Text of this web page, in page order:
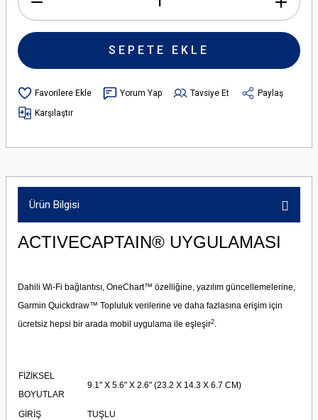
SEPETE EKLE
Yorum Yap Tavsiye Et
Paylaş
Karşılaştır
Ürün Bilgisi
ACTIVECAPTAIN® UYGULAMASI
Dahili Wi-Fi bağlantısı, OneChart™ özelliğine, yazılım güncellemelerine,
Garmin Quickdraw™ Topluluk verilerine ve daha fazlasına erişim için
ücretsiz hepsi bir arada mobil uygulama ile eşleşir2.
FİZİKSEL
BOYUTLAR
9.1" X 5.6" X 2.6" (23.2 X 14.3 X 6.7 CM)
GİRİŞ
TUŞLU